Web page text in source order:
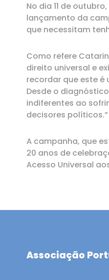
No dia 11 de
lançamento da
que necessitam
Como refere
direito universal e
recordar que este
Desde o
indiferentes ao
decisores políticos.”
A campanha, que
20 anos de
Acesso Universal
Associação